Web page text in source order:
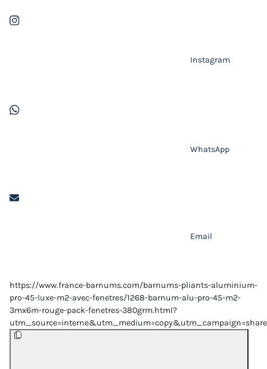
Instagram
WhatsApp
Email
https://www.france-barnums.com/barnums-pliants-aluminium-
pro-45-luxe-m2-avec-fenetres/1268-barnum-alu-pro-45-m2-
3mx6m-rouge-pack-fenetres-380grm.html?